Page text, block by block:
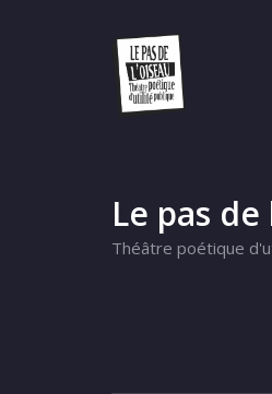
Le pas
Théâtre poétique